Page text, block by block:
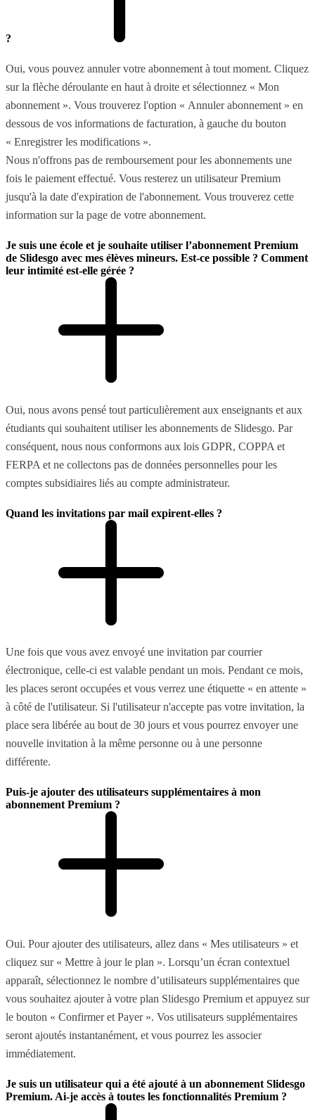
?
Oui, vous pouvez annuler votre abonnement à tout moment. Cliquez
sur la flèche déroulante en haut à droite et sélectionnez « Mon
abonnement ». Vous trouverez l'option « Annuler abonnement » en
dessous de vos informations de facturation, à gauche du bouton
« Enregistrer les modifications ».
Nous n'offrons pas de remboursement pour les abonnements une
fois le paiement effectué. Vous resterez un utilisateur Premium
jusqu'à la date d'expiration de l'abonnement. Vous trouverez cette
information sur la page de votre abonnement.
Je suis une école et je souhaite utiliser l’abonnement Premium
de Slidesgo avec mes élèves mineurs. Est-ce possible ? Comment
leur intimité est-elle gérée ?
Oui, nous avons pensé tout particulièrement aux enseignants et aux
étudiants qui souhaitent utiliser les abonnements de Slidesgo. Par
conséquent, nous nous conformons aux lois GDPR, COPPA et
FERPA et ne collectons pas de données personnelles pour les
comptes subsidiaires liés au compte administrateur.
Quand les invitations par mail expirent-elles ?
Une fois que vous avez envoyé une invitation par courrier
électronique, celle-ci est valable pendant un mois. Pendant ce mois,
les places seront occupées et vous verrez une étiquette « en attente »
à côté de l'utilisateur. Si l'utilisateur n'accepte pas votre invitation, la
place sera libérée au bout de 30 jours et vous pourrez envoyer une
nouvelle invitation à la même personne ou à une personne
différente.
Puis-je ajouter des utilisateurs supplémentaires à mon
abonnement Premium ?
Oui. Pour ajouter des utilisateurs, allez dans « Mes utilisateurs » et
cliquez sur « Mettre à jour le plan ». Lorsqu’un écran contextuel
apparaît, sélectionnez le nombre d’utilisateurs supplémentaires que
vous souhaitez ajouter à votre plan Slidesgo Premium et appuyez sur
le bouton « Confirmer et Payer ». Vos utilisateurs supplémentaires
seront ajoutés instantanément, et vous pourrez les associer
immédiatement.
Je suis un utilisateur qui a été ajouté à un abonnement Slidesgo
Premium. Ai-je accès à toutes les fonctionnalités Premium ?